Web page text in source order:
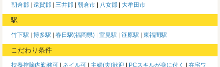
朝倉郡 遠賀郡 三井郡 朝倉市 八女郡 大牟田市
駅
竹下駅 博多駅 春日駅(福岡県) 室見駅 笹原駅 東福間駅
こだわり条件
扶養控除内勤務可 ネイル可 主婦(夫)歓迎 PCスキルが身に付く 在宅ワ